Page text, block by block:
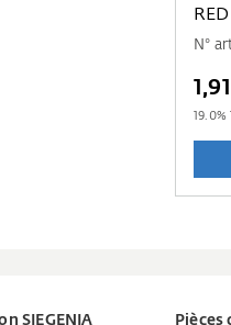
N°
19.0%
SIEGENIA